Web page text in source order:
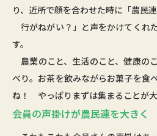
り、近所で顔を合わせた時に「農民
行がねがい？」と声をかけてくれ
す。
農業のこと、生活のこと、健康の
べり。お茶を飲みながらお菓子を食
ね！ やっぱりまずは集まることが大
会員の声掛けが農民連を大きく